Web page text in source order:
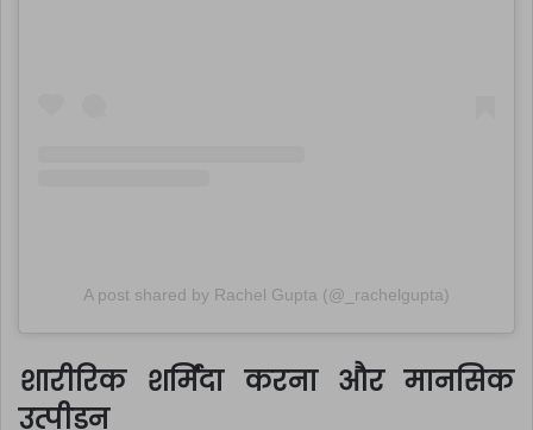
A post shared by Rachel Gupta (@_rachelgupta)
शारीरिक शर्मिंदा करना और मानसिक
उत्पीड़न